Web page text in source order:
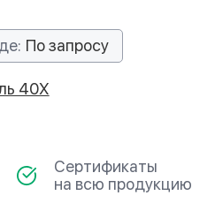
По запросу
40Х
Сертификаты
на всю продукцию